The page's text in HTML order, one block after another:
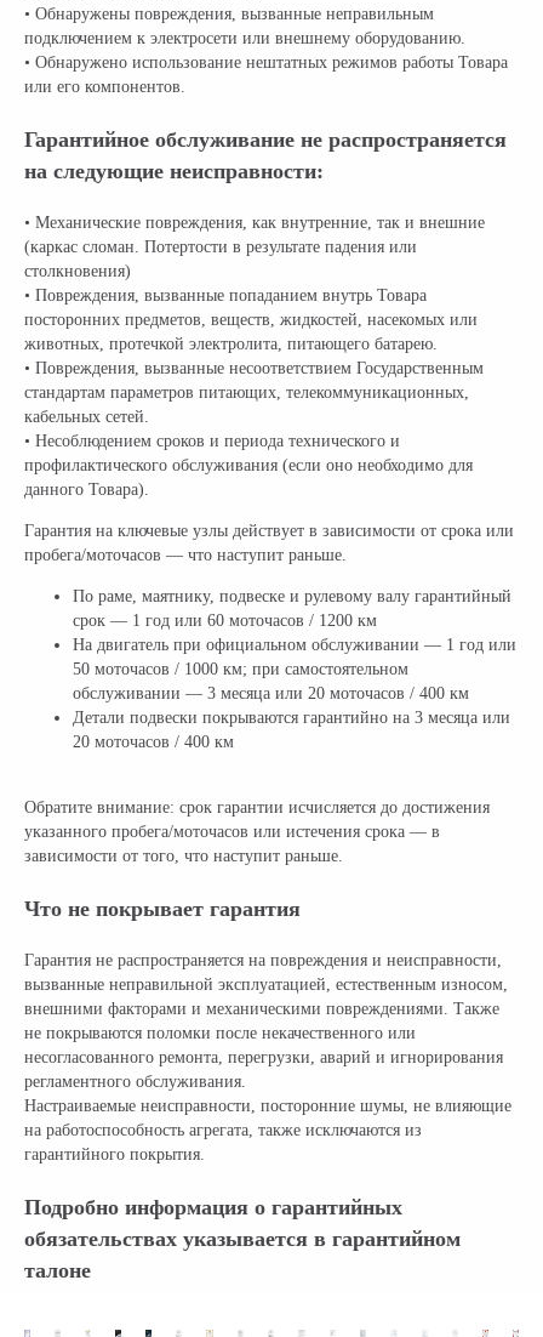
• Обнаружены повреждения, вызванные неправильным
подключением к электросети или внешнему оборудованию.
• Обнаружено использование нештатных режимов работы Товара
или его компонентов.
Гарантийное обслуживание не распространяется
на следующие неисправности:
• Механические повреждения, как внутренние, так и внешние
(каркас сломан. Потертости в результате падения или
столкновения)
• Повреждения, вызванные попаданием внутрь Товара
посторонних предметов, веществ, жидкостей, насекомых или
животных, протечкой электролита, питающего батарею.
• Повреждения, вызванные несоответствием Государственным
стандартам параметров питающих, телекоммуникационных,
кабельных сетей.
• Несоблюдением сроков и периода технического и
профилактического обслуживания (если оно необходимо для
данного Товара).
Гарантия на ключевые узлы действует в зависимости от срока или
пробега/моточасов — что наступит раньше.
По раме, маятнику, подвеске и рулевому валу гарантийный
срок — 1 год или 60 моточасов / 1200 км
На двигатель при официальном обслуживании — 1 год или
50 моточасов / 1000 км; при самостоятельном
обслуживании — 3 месяца или 20 моточасов / 400 км
Детали подвески покрываются гарантийно на 3 месяца или
20 моточасов / 400 км
Обратите внимание: срок гарантии исчисляется до достижения
указанного пробега/моточасов или истечения срока — в
зависимости от того, что наступит раньше.
Что не покрывает гарантия
Гарантия не распространяется на повреждения и неисправности,
вызванные неправильной эксплуатацией, естественным износом,
внешними факторами и механическими повреждениями. Также
не покрываются поломки после некачественного или
несогласованного ремонта, перегрузки, аварий и игнорирования
регламентного обслуживания.
Настраиваемые неисправности, посторонние шумы, не влияющие
на работоспособность агрегата, также исключаются из
гарантийного покрытия.
Подробно информация о гарантийных
обязательствах указывается в гарантийном
талоне